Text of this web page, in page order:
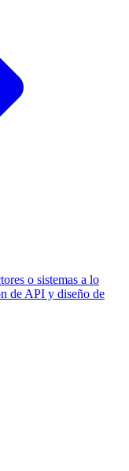
o sistemas a lo
de API y diseño de